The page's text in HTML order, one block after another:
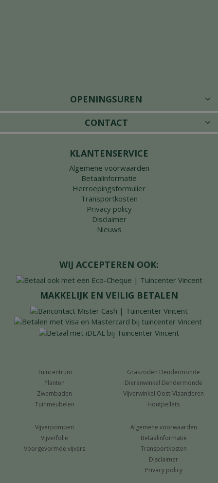
OPENINGSUREN
CONTACT
KLANTENSERVICE
Algemene voorwaarden
Betaalinformatie
Herroepingsformulier
Transportkosten
Privacy policy
Disclaimer
Nieuws
WIJ ACCEPTEREN OOK:
MAKKELIJK EN VEILIG BETALEN
Tuincentrum
Planten
Zwembaden
Tuinmeubelen
Graszoden Dendermonde
Dierenwinkel Dendermonde
Vijverwinkel Oost-Vlaanderen
Houtpellets
Vijverpompen
Vijverfolie
Voorgevormde vijvers
Algemene voorwaarden
Betaalinformatie
Transportkosten
Disclaimer
Privacy policy